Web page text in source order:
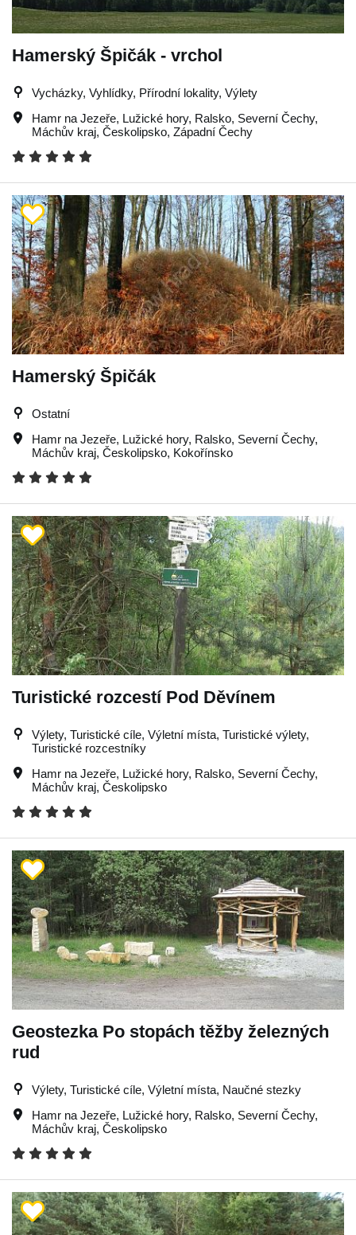
Hamerský Špičák - vrchol
Vycházky, Vyhlídky, Přírodní lokality, Výlety
Hamr na Jezeře, Lužické hory, Ralsko, Severní Čechy,
Máchův kraj, Českolipsko, Západní Čechy
Hamerský Špičák
Ostatní
Hamr na Jezeře, Lužické hory, Ralsko, Severní Čechy,
Máchův kraj, Českolipsko, Kokořínsko
Turistické rozcestí Pod Děvínem
Výlety, Turistické cíle, Výletní místa, Turistické výlety,
Turistické rozcestníky
Hamr na Jezeře, Lužické hory, Ralsko, Severní Čechy,
Máchův kraj, Českolipsko
Geostezka Po stopách těžby železných
rud
Výlety, Turistické cíle, Výletní místa, Naučné stezky
Hamr na Jezeře, Lužické hory, Ralsko, Severní Čechy,
Máchův kraj, Českolipsko